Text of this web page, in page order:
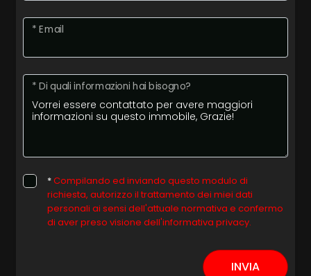
* Email
* Di quali informazioni hai bisogno?
*Compilando ed inviando questo modulo di
richiesta, autorizzo il trattamento dei miei dati
personali ai sensi dell'attuale normativa e confermo
di aver preso visione dell'informativa privacy.
INVIA